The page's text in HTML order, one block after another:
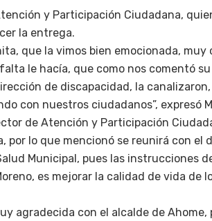
y Participación Ciudadana,
la entrega.
que la vimos bien emocionada, muy
le hacía, que como nos comentó
de discapacidad, la
con nuestros ciudadanos”, expresó
de Atención y Participación
lo que mencionó se reunirá con el
Municipal, pues las instrucciones
es mejorar la calidad de vida de
agradecida con el alcalde de